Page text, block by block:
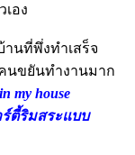
อง
นที่พึ่งทำเสร็จ
นขยันทำงานมาก
my house
ตี้ริมสระแบบ